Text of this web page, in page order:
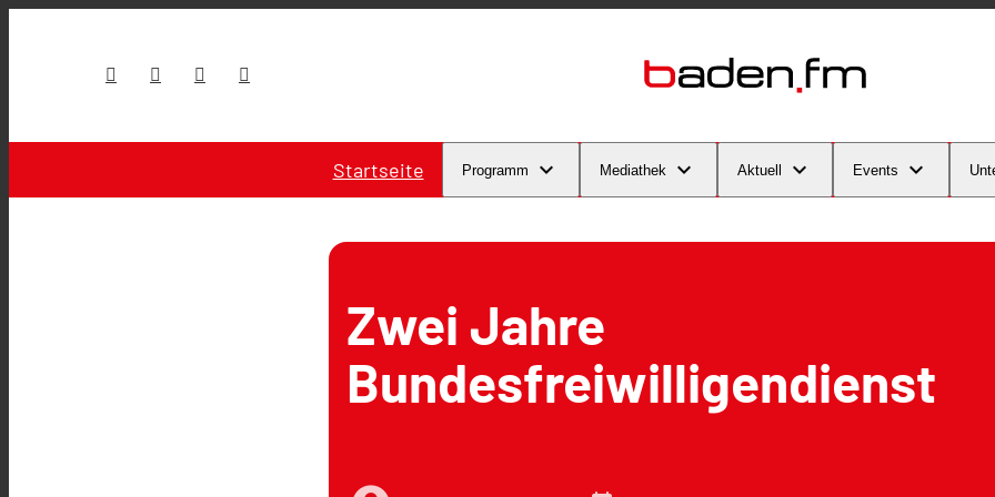
Startseite Programm Mediathek Aktuell Events
Zwei Jahre
Bundesfreiwilligendienst